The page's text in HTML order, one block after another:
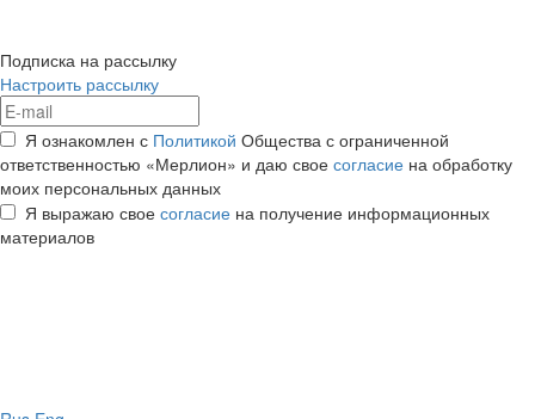
Подписка на рассылку
Настроить рассылку
Я ознакомлен с Политикой Общества с ограниченной
ответственностью «Мерлион» и даю свое согласие на обработку
моих персональных данных
Я выражаю свое согласие на получение информационных
материалов